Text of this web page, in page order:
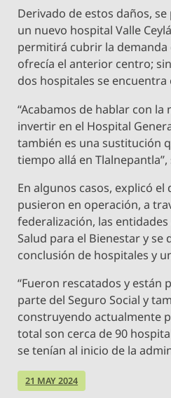
Derivado de estos daños,
un nuevo hospital Valle
permitirá cubrir la demanda
ofrecía el anterior centro;
dos hospitales se encuentra
“Acabamos de hablar con
invertir en el Hospital
también es una sustitución
tiempo allá en
En algunos casos, explicó el
pusieron en operación, a
federalización, las
Salud para el Bienestar y
conclusión de hospitales y
“Fueron rescatados y están
parte del Seguro Social y
construyendo actualmente
total son cerca de 90
se tenían al inicio de la
21 MAY 2024